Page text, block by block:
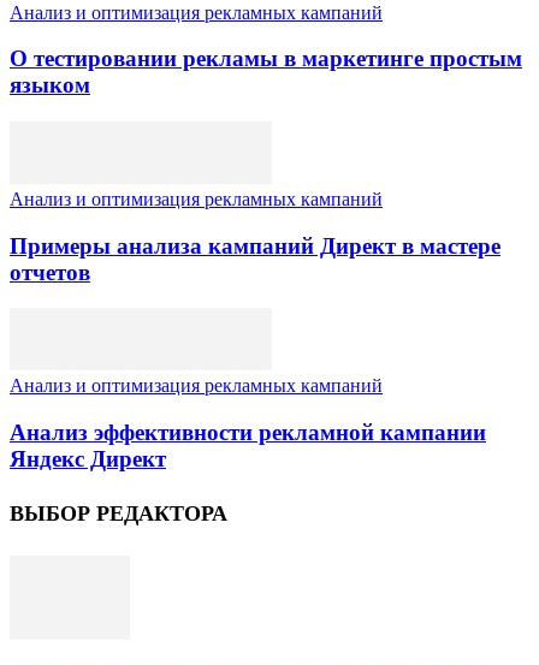
Анализ и оптимизация рекламных кампаний
О тестировании рекламы в маркетинге простым
языком
Анализ и оптимизация рекламных кампаний
Примеры анализа кампаний Директ в мастере
отчетов
Анализ и оптимизация рекламных кампаний
Анализ эффективности рекламной кампании
Яндекс Директ
ВЫБОР РЕДАКТОРА